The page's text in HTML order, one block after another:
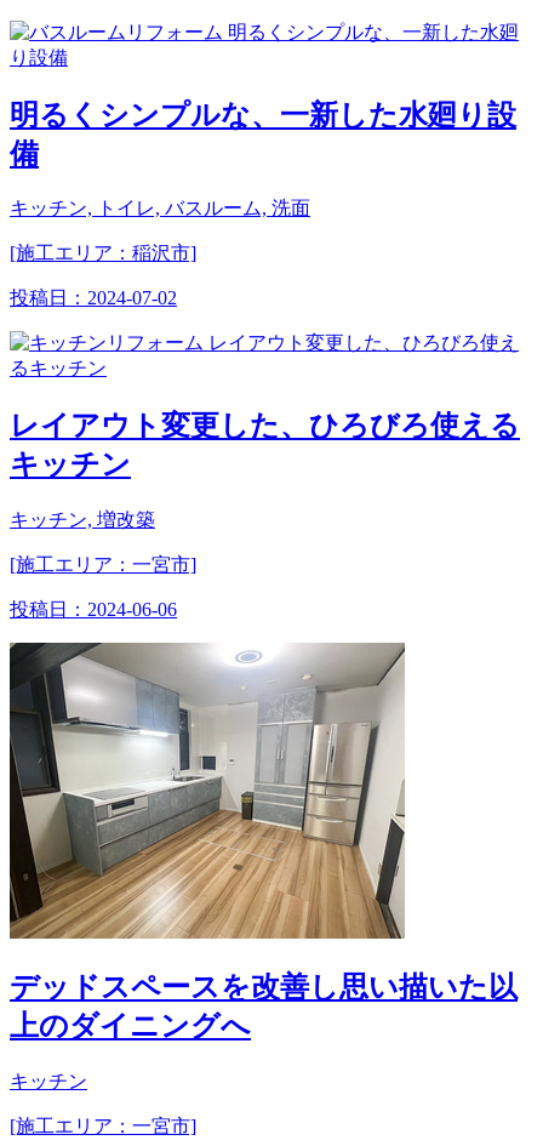
明るくシンプルな、一新した水廻り設
備
キッチン, トイレ, バスルーム, 洗面
[施工エリア：稲沢市]
投稿日： 2024-07-02
レイアウト変更した、ひろびろ使える
キッチン
キッチン, 増改築
[施工エリア：一宮市]
投稿日： 2024-06-06
デッドスペースを改善し思い描いた以
上のダイニングへ
キッチン
[施工エリア：一宮市]